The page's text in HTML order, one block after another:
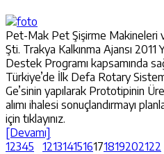
Pet-Mak Pet Şişirme Makineleri
Şti. Trakya Kalkınma Ajansı 2011
Destek Programı kapsamında
Türkiye’de İlk Defa Rotary
Ge’sinin yapılarak Prototipinin
alımı ihalesi sonuçlandırmayı
için tıklayınız.
[Devamı]
12345 1213141516171819202122